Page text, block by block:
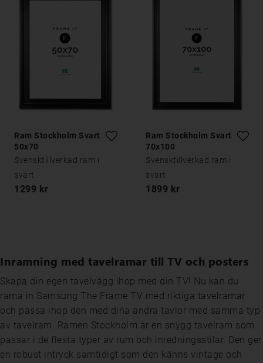
Ram Stockholm Svart
50x70
Svensktillverkad ram i
svart
1299 kr
Ram Stockholm Svart
70x100
Svensktillverkad ram i
svart
1899 kr
Inramning med tavelramar till TV och posters
Skapa din egen tavelvägg ihop med din TV! Nu kan du
rama in Samsung The Frame TV med riktiga tavelramar
och passa ihop den med dina andra tavlor med samma typ
av tavelram. Ramen Stockholm är en snygg tavelram som
passar i de flesta typer av rum och inredningsstilar. Den ger
en robust intryck samtidigt som den känns vintage och